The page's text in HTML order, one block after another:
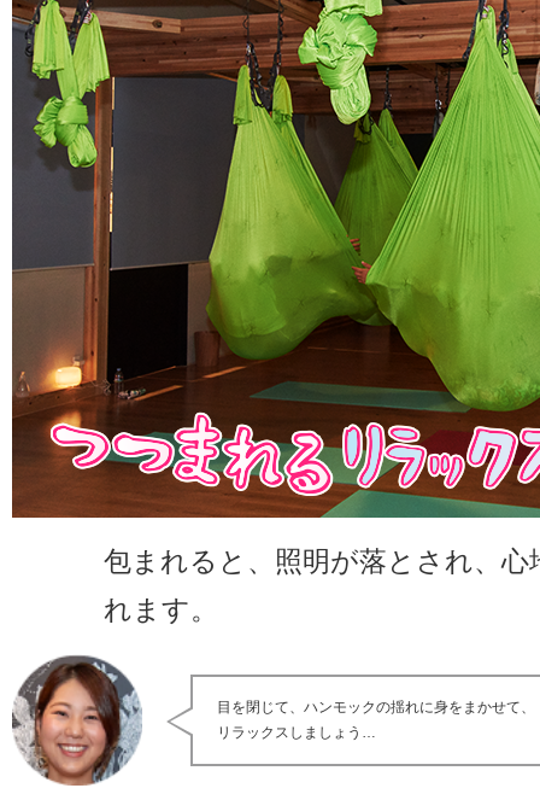
包まれると、照明が落とされ、
れます。
目を閉じて、ハンモックの揺れに身をまかせて、
リラックスしましょう…